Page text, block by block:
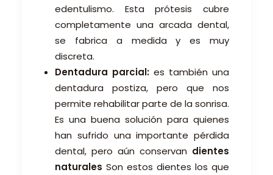
edentulismo. Esta prótesis cubre
completamente una arcada dental,
se fabrica a medida y es muy
discreta.
Dentadura parcial: es también una
dentadura postiza, pero que nos
permite rehabilitar parte de la sonrisa.
Es una buena solución para quienes
han sufrido una importante pérdida
dental, pero aún conservan dientes
naturales Son estos dientes los que